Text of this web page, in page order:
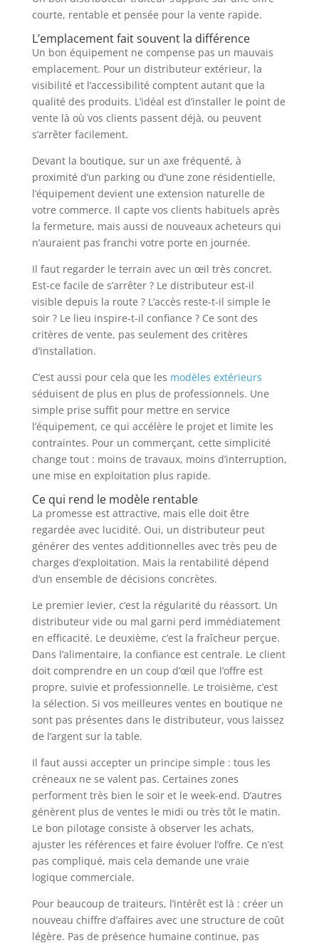
courte, rentable et pensée pour la vente rapide.
L’emplacement fait souvent la différence
Un bon équipement ne compense pas un mauvais
emplacement. Pour un distributeur extérieur, la
visibilité et l’accessibilité comptent autant que la
qualité des produits. L’idéal est d’installer le point de
vente là où vos clients passent déjà, ou peuvent
s’arrêter facilement.
Devant la boutique, sur un axe fréquenté, à
proximité d’un parking ou d’une zone résidentielle,
l’équipement devient une extension naturelle de
votre commerce. Il capte vos clients habituels après
la fermeture, mais aussi de nouveaux acheteurs qui
n’auraient pas franchi votre porte en journée.
Il faut regarder le terrain avec un œil très concret.
Est-ce facile de s’arrêter ? Le distributeur est-il
visible depuis la route ? L’accès reste-t-il simple le
soir ? Le lieu inspire-t-il confiance ? Ce sont des
critères de vente, pas seulement des critères
d’installation.
C’est aussi pour cela que les modèles extérieurs
séduisent de plus en plus de professionnels. Une
simple prise suffit pour mettre en service
l’équipement, ce qui accélère le projet et limite les
contraintes. Pour un commerçant, cette simplicité
change tout : moins de travaux, moins d’interruption,
une mise en exploitation plus rapide.
Ce qui rend le modèle rentable
La promesse est attractive, mais elle doit être
regardée avec lucidité. Oui, un distributeur peut
générer des ventes additionnelles avec très peu de
charges d’exploitation. Mais la rentabilité dépend
d’un ensemble de décisions concrètes.
Le premier levier, c’est la régularité du réassort. Un
distributeur vide ou mal garni perd immédiatement
en efficacité. Le deuxième, c’est la fraîcheur perçue.
Dans l’alimentaire, la confiance est centrale. Le client
doit comprendre en un coup d’œil que l’offre est
propre, suivie et professionnelle. Le troisième, c’est
la sélection. Si vos meilleures ventes en boutique ne
sont pas présentes dans le distributeur, vous laissez
de l’argent sur la table.
Il faut aussi accepter un principe simple : tous les
créneaux ne se valent pas. Certaines zones
performent très bien le soir et le week-end. D’autres
génèrent plus de ventes le midi ou très tôt le matin.
Le bon pilotage consiste à observer les achats,
ajuster les références et faire évoluer l’offre. Ce n’est
pas compliqué, mais cela demande une vraie
logique commerciale.
Pour beaucoup de traiteurs, l’intérêt est là : créer un
nouveau chiffre d’affaires avec une structure de coût
légère. Pas de présence humaine continue, pas